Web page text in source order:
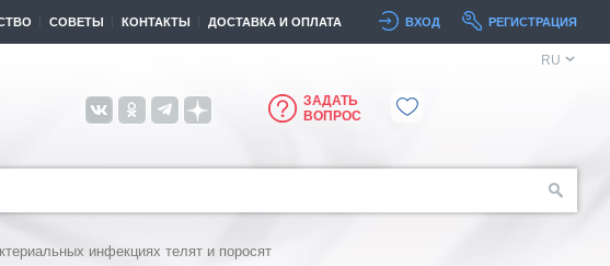
СОВЕТЫ КОНТАКТЫ ДОСТАВКА И ОПЛАТА ВХОД РЕГИСТРАЦИЯ
ЗАДАТЬ
ВОПРОС
RU
инфекциях телят и поросят